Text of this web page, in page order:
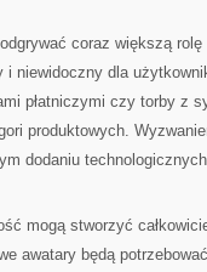
coraz większą
niewidoczny dla
płatniczymi czy torby z
produktowych.
dodaniu
mogą stworzyć
awatary będą